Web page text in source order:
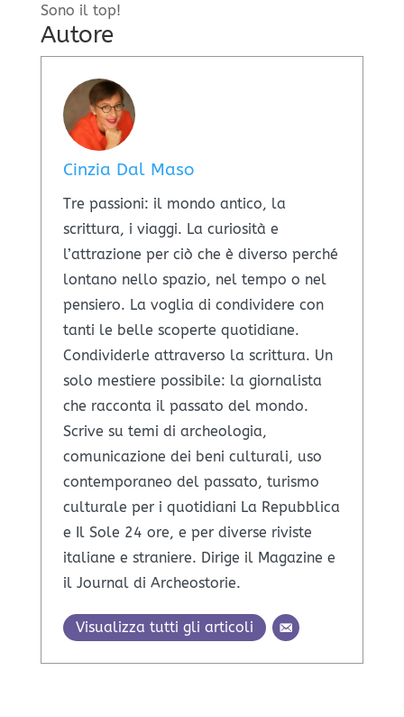
Sono il top!
Autore
Cinzia Dal Maso
​Tre passioni: il mondo antico, la
scrittura, i viaggi. La curiosità e
l’attrazione per ciò che è diverso perché
lontano nello spazio, nel tempo o nel
pensiero. La voglia di condividere con
tanti le belle scoperte quotidiane.
Condividerle attraverso la scrittura. Un
solo mestiere possibile: la giornalista
che racconta il passato del mondo.
Scrive su temi di archeologia,
comunicazione dei beni culturali, uso
contemporaneo del passato, turismo
culturale per i quotidiani La Repubblica
e Il Sole 24 ore, e per diverse riviste
italiane e straniere. Dirige il Magazine e
il Journal di Archeostorie.
Visualizza tutti gli articoli